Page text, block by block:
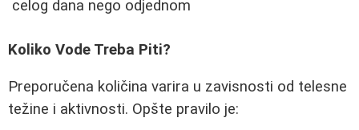
celog dana nego odjednom
Koliko Vode Treba Piti?
Preporučena količina varira u zavisnosti od telesne
težine i aktivnosti. Opšte pravilo je: